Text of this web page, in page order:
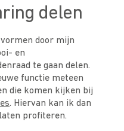
delen
door mijn
en
te gaan delen.
functie meteen
die komen kijken bij
. Hiervan kan ik dan
profiteren.